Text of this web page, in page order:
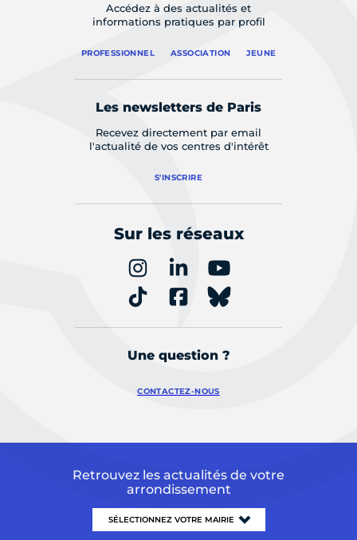
Accédez à des actualités et
informations pratiques par profil
PROFESSIONNEL ASSOCIATION JEUNE
Les newsletters de Paris
Recevez directement par email
l'actualité de vos centres d'intérêt
S'INSCRIRE
Sur les réseaux
Une question ?
CONTACTEZ-NOUS
Retrouvez les actualités de votre
arrondissement